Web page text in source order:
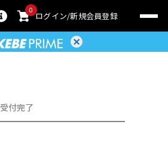
0
ログイン 新規会員登録
受付完了